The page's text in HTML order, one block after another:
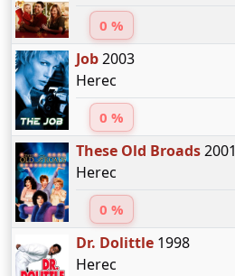
0 %
Job2003
Herec
0 %
These Old Broads2001
Herec
0 %
Dr. Dolittle1998
Herec